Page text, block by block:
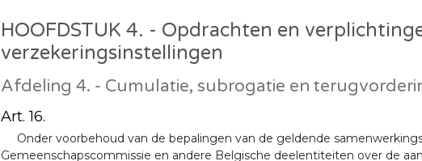
HOOFDSTUK 4. - Opdrachten en
verzekeringsinstellingen
Afdeling 4. - Cumulatie, subrogatie en
Art. 16.
Onder voorbehoud van de bepalingen van de geldende
Gemeenschapscommissie en andere Belgische deelentiteiten over de